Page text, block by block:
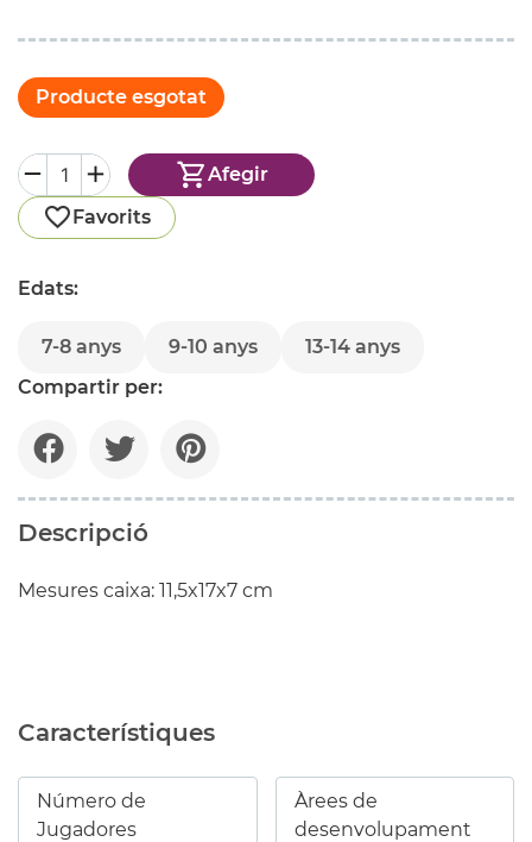
Producte esgotat
Afegir
Favorits
Edats:
7-8 anys 9-10 anys
13-14 anys
Compartir per:
Descripció
Mesures caixa: 11,5x17x7 cm
Característiques
Número de
Jugadores
Àrees de
desenvolupament